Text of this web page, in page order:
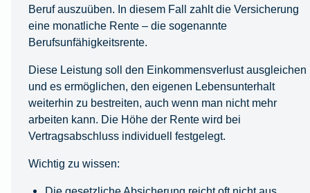
Beruf auszuüben. In diesem Fall zahlt die Versicherung
eine monatliche Rente – die sogenannte
Berufsunfähigkeitsrente.
Diese Leistung soll den Einkommensverlust ausgleichen
und es ermöglichen, den eigenen Lebensunterhalt
weiterhin zu bestreiten, auch wenn man nicht mehr
arbeiten kann. Die Höhe der Rente wird bei
Vertragsabschluss individuell festgelegt.
Wichtig zu wissen: